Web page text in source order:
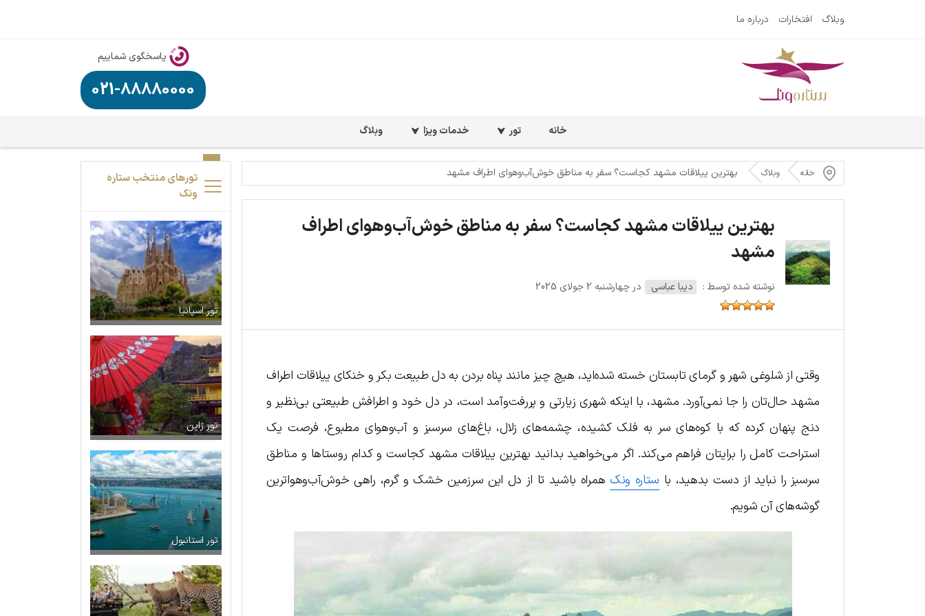
وبلاگ افتخارات درباره ما
پاسخگوی شماییم
021-88880000
خانه تور خدمات ویزا وبلاگ
خانه وبلاگ بهترین ییلاقات مشهد کجاست؟ سفر به مناطق خوش‌آب‌وهوای اطراف مشهد
بهترین ییلاقات مشهد کجاست؟ سفر به مناطق خوش‌آب‌وهوای اطراف
مشهد
نوشته شده توسط : دیبا عباسی در چهارشنبه 2 جولای 2025
وقتی از شلوغی شهر و گرمای تابستان خسته شده‌اید، هیچ چیز مانند پناه بردن به دل طبیعت بکر و خنکای ییلاقات اطراف
مشهد حال‌تان را جا نمی‌آورد. مشهد، با اینکه شهری زیارتی و پررفت‌وآمد است، در دل خود و اطرافش طبیعتی بی‌نظیر و
دنج پنهان کرده که با کوه‌های سر به فلک کشیده، چشمه‌های زلال، باغ‌های سرسبز و آب‌و‌هوای مطبوع، فرصت یک
استراحت کامل را برایتان فراهم می‌کند. اگر می‌خواهید بدانید بهترین ییلاقات مشهد کجاست و کدام روستاها و مناطق
سرسبز را نباید از دست بدهید، با ستاره ونک همراه باشید تا از دل این سرزمین خشک و گرم، راهی خوش‌آب‌و‌هواترین
گوشه‌های آن شویم.
تورهای منتخب ستاره
ونک
تور اسپانیا
تور ژاپن
تور استانبول